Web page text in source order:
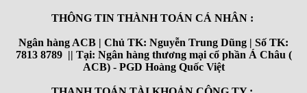
THÔNG TIN THÀNH TOÁN CÁ NHÂN :
Ngân hàng ACB | Chủ TK: Nguyễn Trung Dũng | Số TK:
7813 8789 || Tại: Ngân hàng thương mại cổ phần Á Châu (
ACB) - PGD Hoàng Quốc Việt